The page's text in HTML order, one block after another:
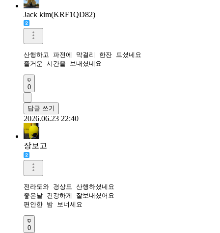
Jack kim(KRF1QD82)
산행하고 파전에 막걸리 한잔 드셨네요
즐거운 시간을 보내셨네요
0
답글 쓰기
2026.06.23 22:40
장보고
전라도와 경상도 산행하셨네요
좋은날 건강하게 잘보내셨어요
편안한 밤 보너세요
0